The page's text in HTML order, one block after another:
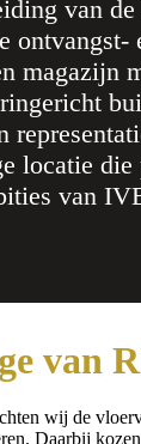
van de
ontvangst-
magazijn
locatie die
van
van
wij de
Daarbij